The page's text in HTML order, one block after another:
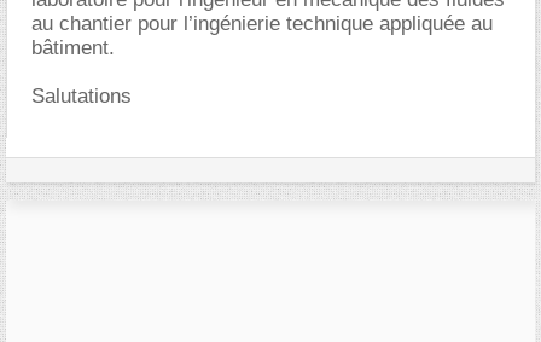
au chantier pour l’ingénierie technique appliquée au
bâtiment.
Salutations